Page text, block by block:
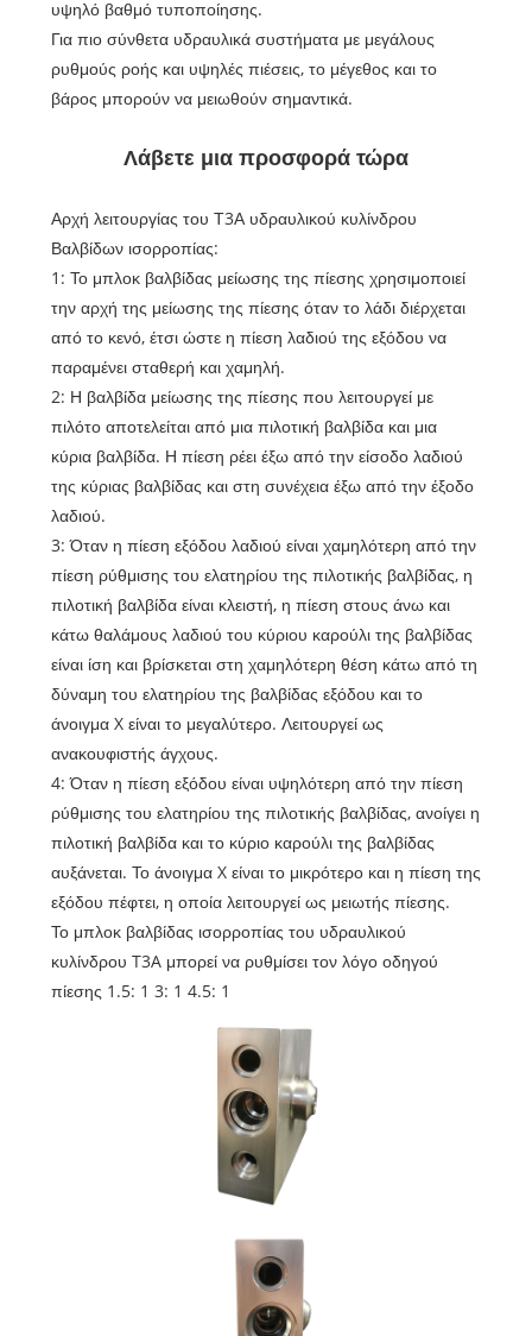
υψηλό βαθμό τυποποίησης.
Για πιο σύνθετα υδραυλικά συστήματα με μεγάλους
ρυθμούς ροής και υψηλές πιέσεις, το μέγεθος και το
βάρος μπορούν να μειωθούν σημαντικά.
Λάβετε μια προσφορά τώρα
Αρχή λειτουργίας του Τ3Α υδραυλικού κυλίνδρου
Βαλβίδων ισορροπίας:
1: Το μπλοκ βαλβίδας μείωσης της πίεσης χρησιμοποιεί
την αρχή της μείωσης της πίεσης όταν το λάδι διέρχεται
από το κενό, έτσι ώστε η πίεση λαδιού της εξόδου να
παραμένει σταθερή και χαμηλή.
2: Η βαλβίδα μείωσης της πίεσης που λειτουργεί με
πιλότο αποτελείται από μια πιλοτική βαλβίδα και μια
κύρια βαλβίδα. Η πίεση ρέει έξω από την είσοδο λαδιού
της κύριας βαλβίδας και στη συνέχεια έξω από την έξοδο
λαδιού.
3: Όταν η πίεση εξόδου λαδιού είναι χαμηλότερη από την
πίεση ρύθμισης του ελατηρίου της πιλοτικής βαλβίδας, η
πιλοτική βαλβίδα είναι κλειστή, η πίεση στους άνω και
κάτω θαλάμους λαδιού του κύριου καρούλι της βαλβίδας
είναι ίση και βρίσκεται στη χαμηλότερη θέση κάτω από τη
δύναμη του ελατηρίου της βαλβίδας εξόδου και το
άνοιγμα X είναι το μεγαλύτερο. Λειτουργεί ως
ανακουφιστής άγχους.
4: Όταν η πίεση εξόδου είναι υψηλότερη από την πίεση
ρύθμισης του ελατηρίου της πιλοτικής βαλβίδας, ανοίγει η
πιλοτική βαλβίδα και το κύριο καρούλι της βαλβίδας
αυξάνεται. Το άνοιγμα X είναι το μικρότερο και η πίεση της
εξόδου πέφτει, η οποία λειτουργεί ως μειωτής πίεσης.
Το μπλοκ βαλβίδας ισορροπίας του υδραυλικού
κυλίνδρου T3A μπορεί να ρυθμίσει τον λόγο οδηγού
πίεσης 1.5: 1 3: 1 4.5: 1